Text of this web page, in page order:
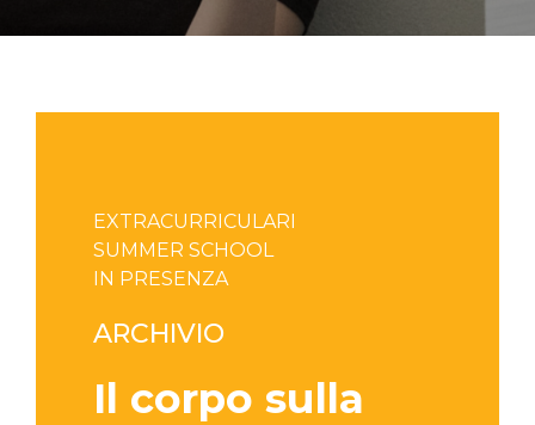
EXTRACURRICULARI
SUMMER SCHOOL
IN PRESENZA
ARCHIVIO
Il corpo sulla